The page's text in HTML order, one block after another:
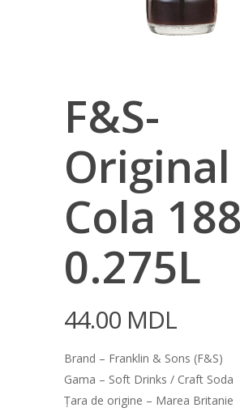
F&S-
Original
Cola
0.275L
44.00 MDL
Brand – Franklin & Sons (F&S)
Gama – Soft Drinks / Craft Soda
Țara de origine – Marea Britanie